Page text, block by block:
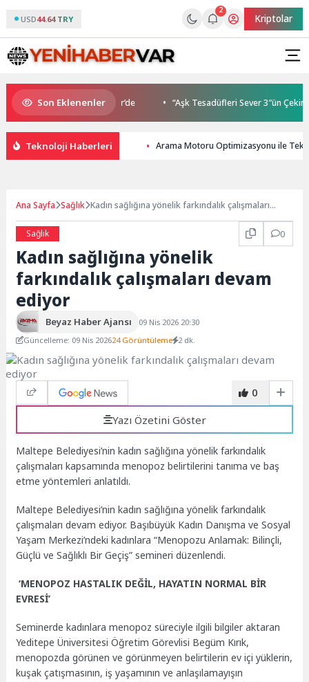
USD44.64 TRY
2
Kriptolar
Son Eklenenler
Buluşmaları gençleri İzmir’de “Aşk Tesadüfleri Sever 3″ün
Teknoloji Haberleri Arama Motoru Optimizasyonu ile
Ana Sayfa Sağlık Kadın sağlığına yönelik farkındalık çalışmaları
Sağlık
0
Kadın sağlığına yönelik
farkındalık çalışmaları devam
ediyor
Beyaz Haber Ajansı
09 Nis 2026 20:30
Güncelleme: 09 Nis 202624 Görüntüleme 2 dk.
0
Yazı Özetini Göster
Maltepe Belediyesi’nin kadın sağlığına yönelik farkındalık
çalışmaları kapsamında menopoz belirtilerini tanıma ve baş
etme yöntemleri anlatıldı.
Maltepe Belediyesi’nin kadın sağlığına yönelik farkındalık
çalışmaları devam ediyor. Başıbüyük Kadın Danışma ve Sosyal
Yaşam Merkezi’ndeki kadınlara “Menopozu Anlamak: Bilinçli,
Güçlü ve Sağlıklı Bir Geçiş” semineri düzenlendi.
‘MENOPOZ HASTALIK DEĞİL, HAYATIN NORMAL BİR
EVRESİ’
Seminerde kadınlara menopoz süreciyle ilgili bilgiler aktaran
Yeditepe Üniversitesi Öğretim Görevlisi Begüm Kırık,
menopozda görünen ve görünmeyen belirtilerin ev içi yüklerin,
kuşak çatışmasının, iş yaşamının ve anlaşılamayışın